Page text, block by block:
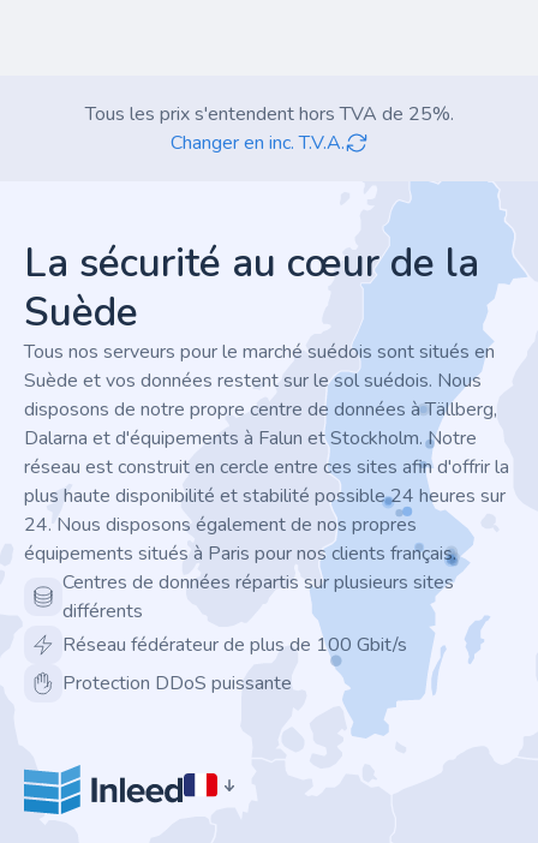
Tous les prix s'entendent hors TVA de 25%.
Changer en inc. T.V.A.
La sécurité au cœur de la
Suède
Tous nos serveurs pour le marché suédois sont situés en
Suède et vos données restent sur le sol suédois. Nous
disposons de notre propre centre de données à Tällberg,
Dalarna et d'équipements à Falun et Stockholm. Notre
réseau est construit en cercle entre ces sites afin d'offrir la
plus haute disponibilité et stabilité possible 24 heures sur
24. Nous disposons également de nos propres
équipements situés à Paris pour nos clients français.
Centres de données répartis sur plusieurs sites
différents
Réseau fédérateur de plus de 100 Gbit/s
Protection DDoS puissante